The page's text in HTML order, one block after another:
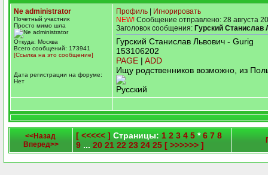
Ne administrator
Почетный участник
Просто мимо шла
Откуда: Москва
Всего сообщений: 173941
[Ссылка на это сообщение]
Дата регистрации на форуме:
Нет
Профиль
Игнорировать
NEW! Сообщение отправлено: 28 августа
Заголовок сообщения: Гурский Станислав
Гурский Станислав Львович - Gurig
153106202
PAGE | ADD
Ищу родственников возможно, из
Русский
<<Назад
Вперед>>
[ <<<<< ] Страницы: 1 2 3 4 5 *6 7 8
9 ... 20 21 22 23 24 25 [ >>>>>> ]